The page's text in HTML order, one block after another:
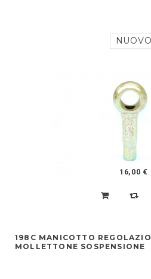
NUOVO
16,00 €
198C MANICOTTO
MOLLETTONE SOSPENSIONE